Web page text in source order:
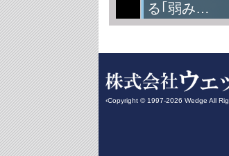
る｢弱み…
‹Copyright © 1997-2026 Wedge All